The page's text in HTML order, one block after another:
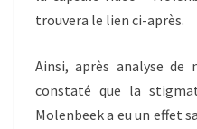
trouvera le lien ci-après.
Ainsi, après analyse de
constaté que la
Molenbeek a eu un effet